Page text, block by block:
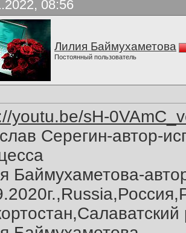
08:56
Лилия Баймухаметова
Постоянный пользователь
youtu.be/sH-
Серегин-автор-
Баймухаметова-